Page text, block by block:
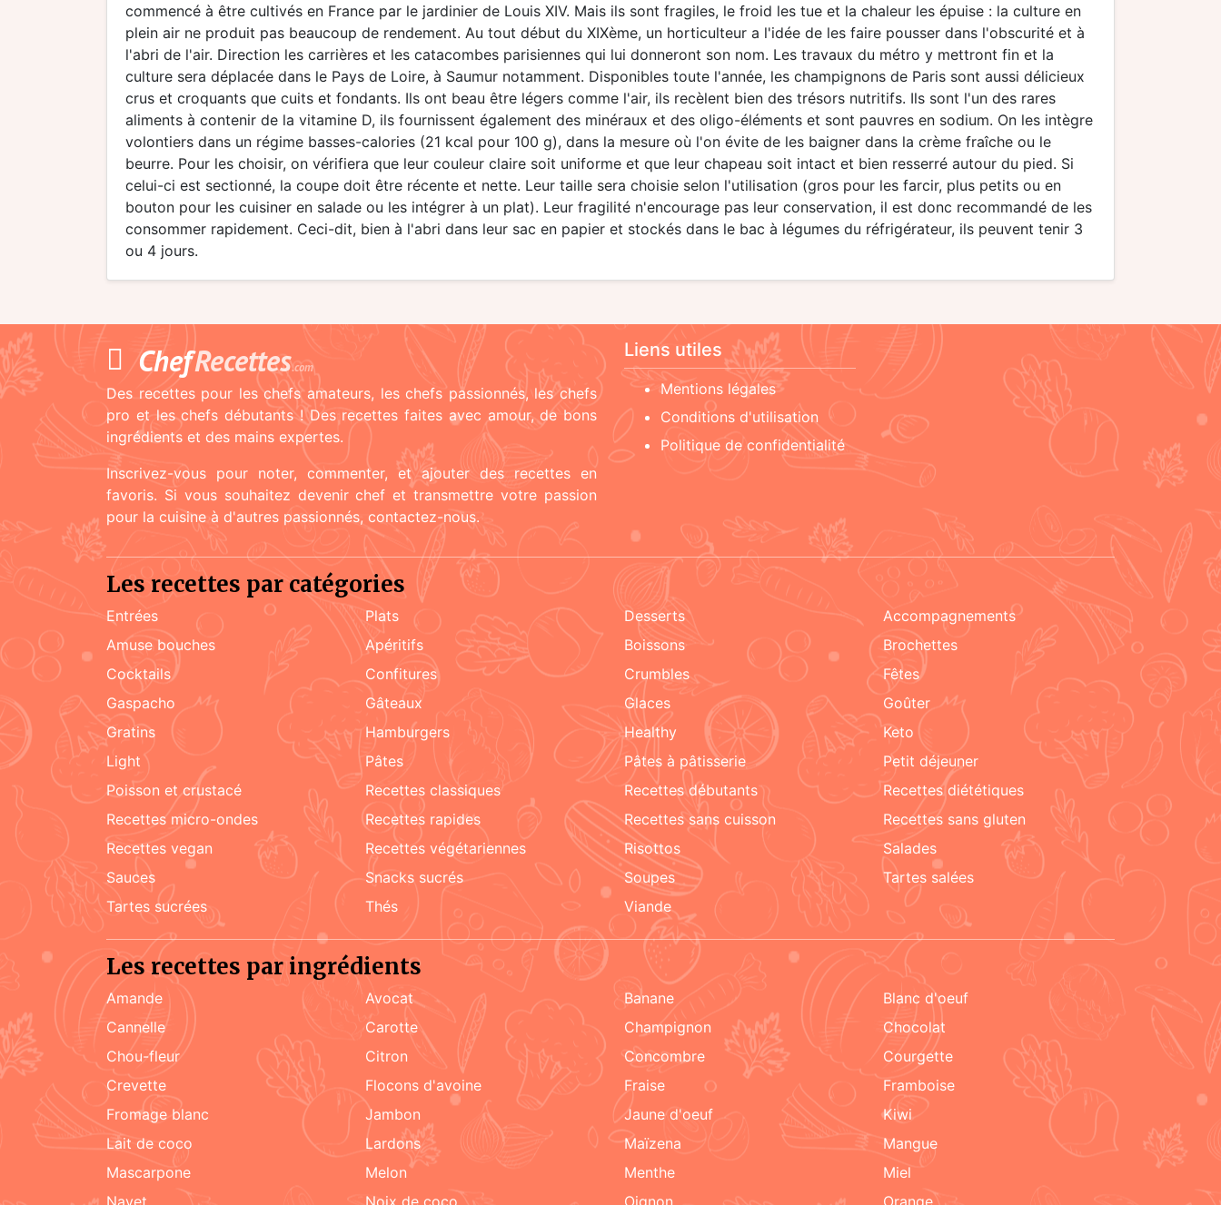
commencé à être cultivés en France par le jardinier de Louis XIV. Mais ils sont fragiles, le froid les tue et la chaleur les épuise : la culture en
plein air ne produit pas beaucoup de rendement. Au tout début du XIXème, un horticulteur a l'idée de les faire pousser dans l'obscurité et à
l'abri de l'air. Direction les carrières et les catacombes parisiennes qui lui donneront son nom. Les travaux du métro y mettront fin et la
culture sera déplacée dans le Pays de Loire, à Saumur notamment. Disponibles toute l'année, les champignons de Paris sont aussi délicieux
crus et croquants que cuits et fondants. Ils ont beau être légers comme l'air, ils recèlent bien des trésors nutritifs. Ils sont l'un des rares
aliments à contenir de la vitamine D, ils fournissent également des minéraux et des oligo-éléments et sont pauvres en sodium. On les intègre
volontiers dans un régime basses-calories (21 kcal pour 100 g), dans la mesure où l'on évite de les baigner dans la crème fraîche ou le
beurre. Pour les choisir, on vérifiera que leur couleur claire soit uniforme et que leur chapeau soit intact et bien resserré autour du pied. Si
celui-ci est sectionné, la coupe doit être récente et nette. Leur taille sera choisie selon l'utilisation (gros pour les farcir, plus petits ou en
bouton pour les cuisiner en salade ou les intégrer à un plat). Leur fragilité n'encourage pas leur conservation, il est donc recommandé de les
consommer rapidement. Ceci-dit, bien à l'abri dans leur sac en papier et stockés dans le bac à légumes du réfrigérateur, ils peuvent tenir 3
ou 4 jours.
ChefRecettes.com
Des recettes pour les chefs amateurs, les chefs passionnés, les chefs
pro et les chefs débutants ! Des recettes faites avec amour, de bons
ingrédients et des mains expertes.
Inscrivez-vous pour noter, commenter, et ajouter des recettes en
favoris. Si vous souhaitez devenir chef et transmettre votre passion
pour la cuisine à d'autres passionnés, contactez-nous.
Liens utiles
Mentions légales
Conditions d'utilisation
Politique de confidentialité
Les recettes par catégories
Entrées Plats Desserts
accompagnements
amuse bouches
apéritifs boissons
brochettes
cocktails
confitures crumbles
fêtes
Gaspacho
gâteaux glaces
goûter
gratins
hamburgers healthy
keto
light
pâtes pâtes à pâtisserie
petit déjeuner
poisson et crustacé
recettes classiques recettes débutants
recettes diététiques
recettes micro-ondes
recettes rapides recettes sans cuisson
recettes sans gluten
recettes vegan
recettes végétariennes risottos
salades
sauces
snacks sucrés soupes
tartes salées
tartes sucrées
Thés viande
Les recettes par ingrédients
amande Avocat Banane
blanc d'oeuf
cannelle
carotte champignon
chocolat
chou-fleur
citron concombre
courgette
crevette
flocons d'avoine fraise
framboise
fromage blanc
jambon jaune d'oeuf
kiwi
lait de coco
lardons maïzena
mangue
mascarpone
melon menthe
miel
navet
noix de coco oignon orange